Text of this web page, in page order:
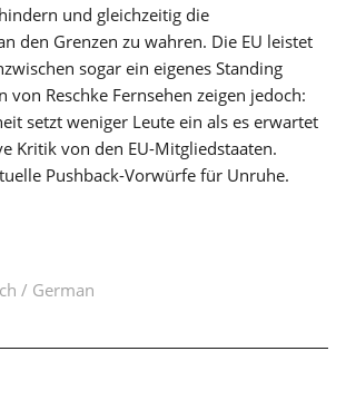
und gleichzeitig die
den Grenzen zu wahren. Die EU leistet
sogar ein eigenes Standing
von Reschke Fernsehen zeigen jedoch:
setzt weniger Leute ein als es erwartet
Kritik von den EU-Mitgliedstaaten.
Pushback-Vorwürfe für Unruhe.
/ German